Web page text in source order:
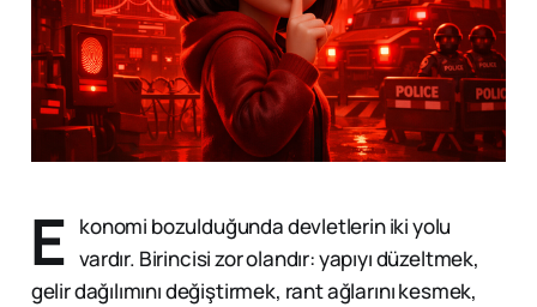
E konomi bozulduğunda devletlerin iki yolu
vardır. Birincisi zor olandır: yapıyı düzeltmek,
gelir dağılımını değiştirmek, rant ağlarını kesmek,